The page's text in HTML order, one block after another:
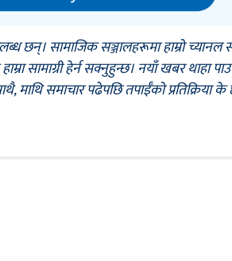
छन्। सामाजिक सञ्जालहरूमा हाम्रो च्यानल
सामाग्री हेर्न सक्नुहुन्छ। नयाँ खबर थाहा
माथि समाचार पढेपछि तपाईँको प्रतिक्रिया